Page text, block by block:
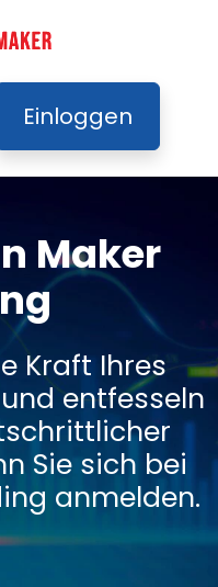
Einloggen
Maker
Kraft Ihres
entfesseln
Sie sich bei
anmelden.